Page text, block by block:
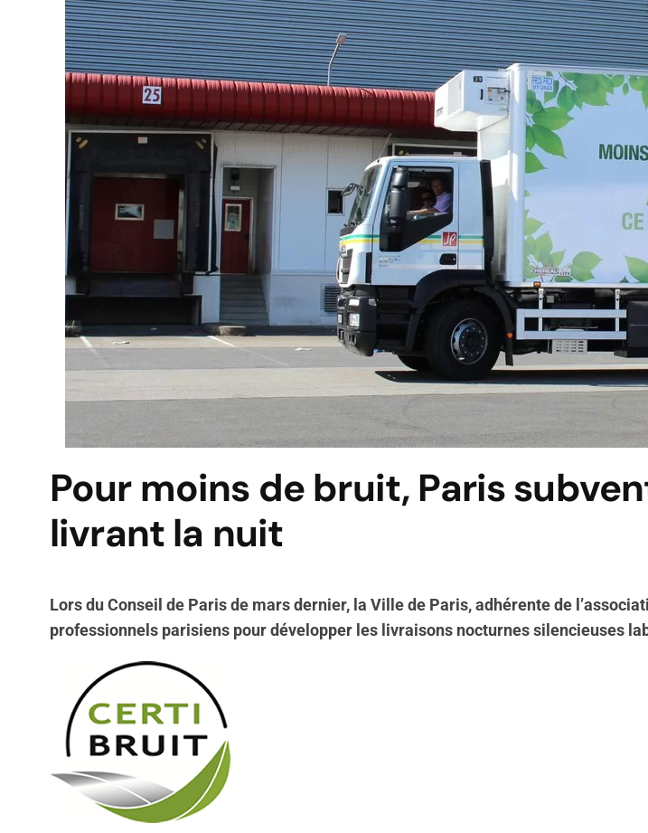
Pour moins de bruit, Paris
livrant la nuit
Lors du Conseil de Paris de mars dernier, la Ville de Paris, adhérente de
professionnels parisiens pour développer les livraisons nocturnes silencieuses